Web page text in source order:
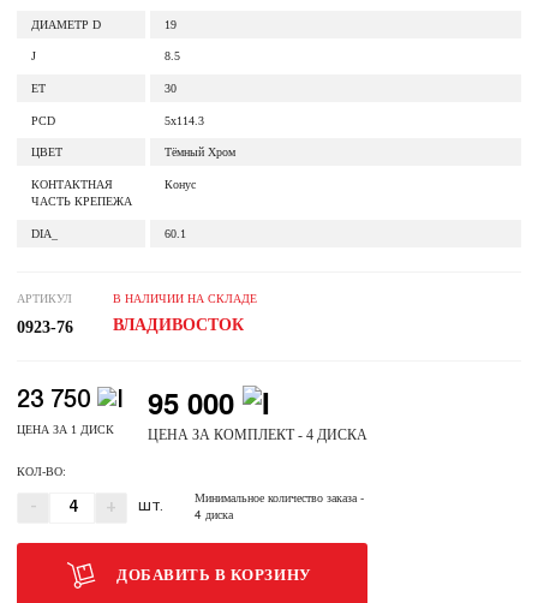
ДИАМЕТР D 19
J 8.5
ET 30
PCD 5x114.3
ЦВЕТ Тёмный Хром
КОНТАКТНАЯ
ЧАСТЬ КРЕПЕЖА
Конус
DIA_ 60.1
АРТИКУЛ
0923-76
В НАЛИЧИИ НА СКЛАДЕ
ВЛАДИВОСТОК
23 750
ЦЕНА ЗА 1 ДИСК
95 000
ЦЕНА ЗА КОМПЛЕКТ - 4 ДИСКА
КОЛ-ВО:
- +
Минимальное количество заказа -
4 диска
ДОБАВИТЬ В КОРЗИНУ